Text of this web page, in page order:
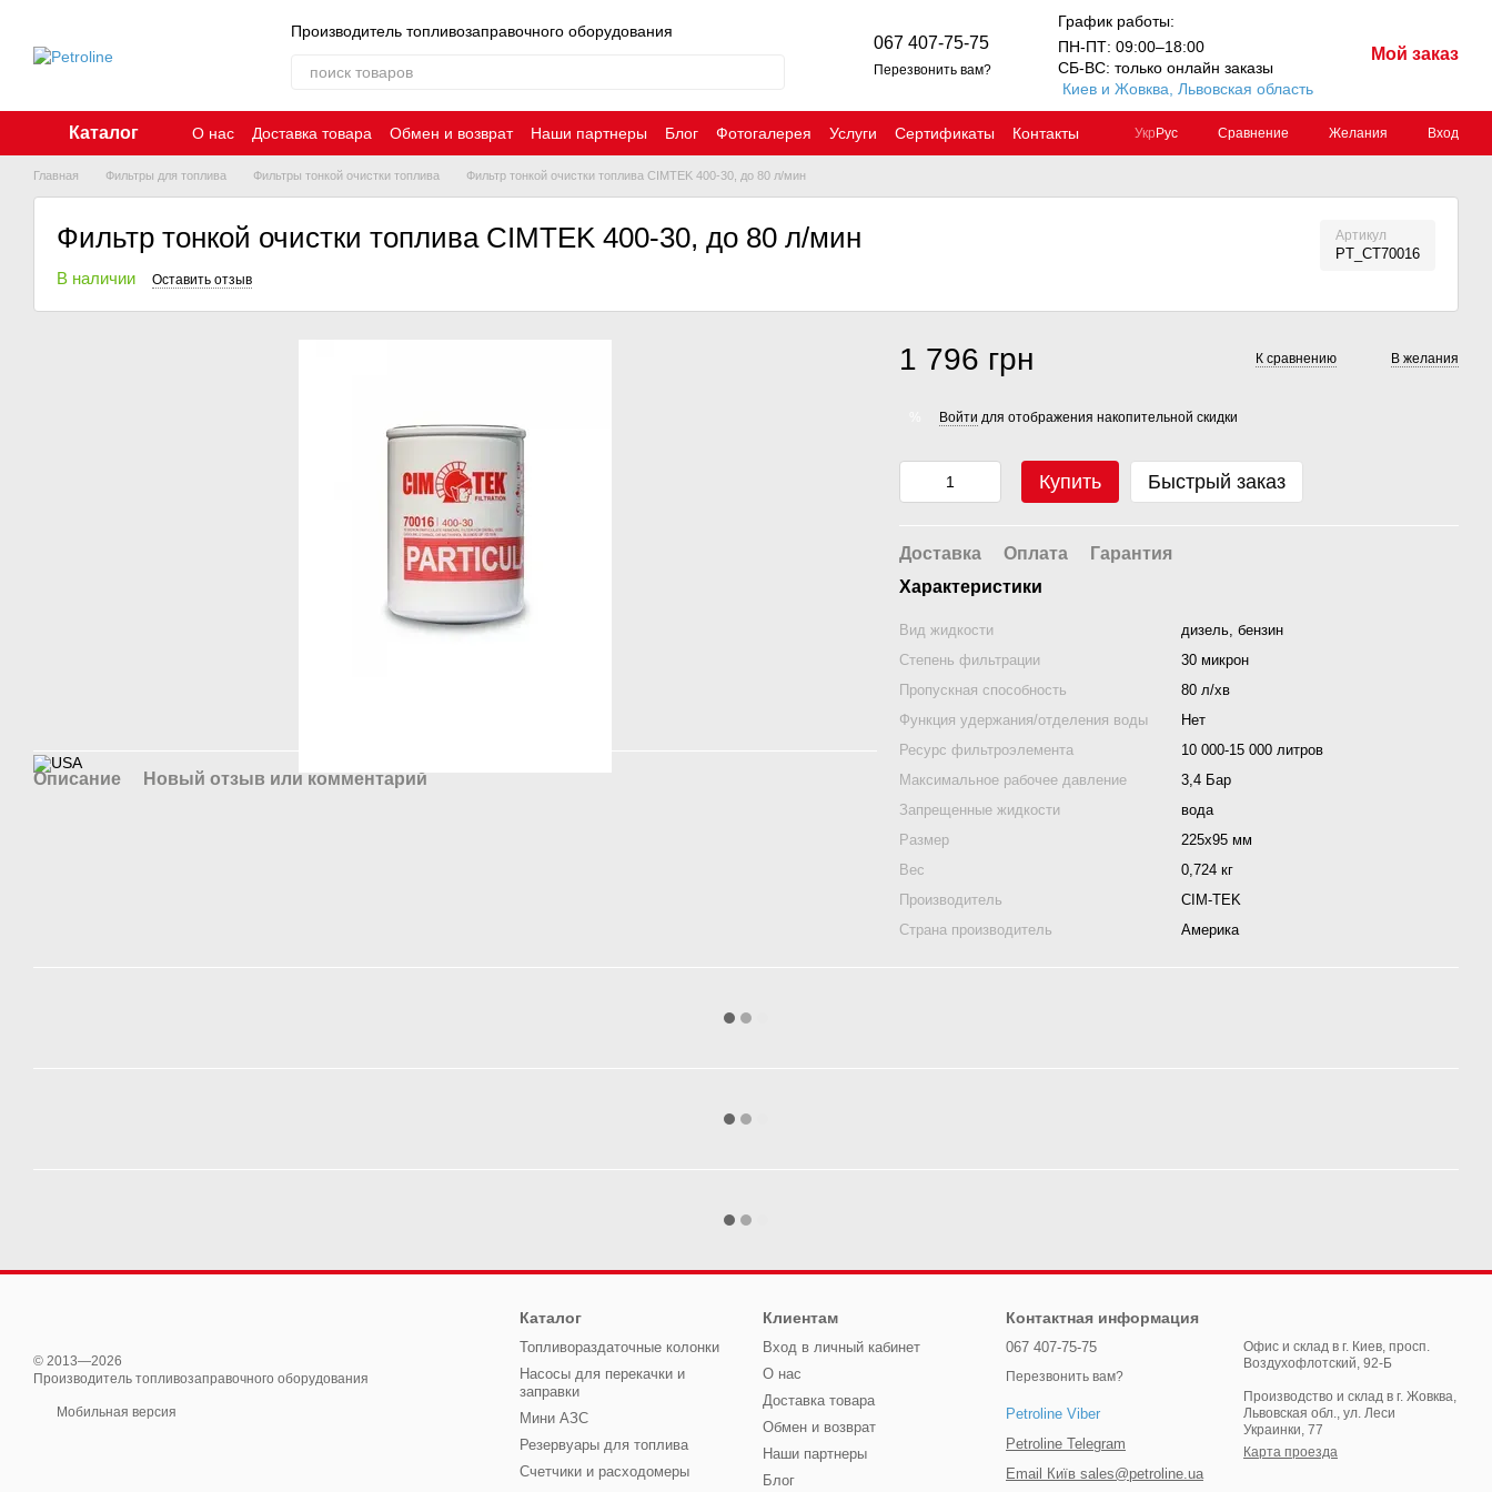
Производитель топливозаправочного оборудования
067 407-75-75
Перезвонить вам?
График работы:
ПН-ПТ: 09:00–18:00
СБ-ВС: только онлайн заказы
Киев и Жовква, Львовская область
Мой заказ
Каталог О нас Доставка товара Обмен и возврат Наши партнеры Блог Фотогалерея Услуги Сертификаты Контакты Укр Рус Сравнение Желания Вход
Главная Фильтры для топлива Фильтры тонкой очистки топлива Фильтр тонкой очистки топлива CIMTEK 400-30, до 80 л/мин
Фильтр тонкой очистки топлива CIMTEK 400-30, до 80 л/мин Артикул
PT_CT70016
В наличии Оставить отзыв
Описание Новый отзыв или комментарий
1 796 грн К сравнению В желания
Войти для отображения накопительной скидки
Купить Быстрый заказ
Доставка Оплата
Гарантия
Характеристики
Вид жидкости
дизель, бензин
Степень фильтрации
30 микрон
Пропускная способность
80 л/хв
Функция удержания/отделения воды
Нет
Ресурс фильтроэлемента
10 000-15 000 литров
Максимальное рабочее давление
3,4 Бар
Запрещенные жидкости
вода
Размер
225х95 мм
Вес
0,724 кг
Производитель
CIM-TEK
Страна производитель
Америка
© 2013—2026
Производитель топливозаправочного оборудования
Мобильная версия
Каталог
Топливораздаточные колонки
Насосы для перекачки и
заправки
Мини АЗС
Резервуары для топлива
Счетчики и расходомеры
Клиентам
Вход в личный кабинет
О нас
Доставка товара
Обмен и возврат
Наши партнеры
Блог
Контактная информация
067 407-75-75
Перезвонить вам?
Petroline Viber
Petroline Telegram
Email Київ sales@petroline.ua
Офис и склад в г. Киев, просп.
Воздухофлотский, 92-Б
Производство и склад в г. Жовква,
Львовская обл., ул. Леси
Украинки, 77
Карта проезда